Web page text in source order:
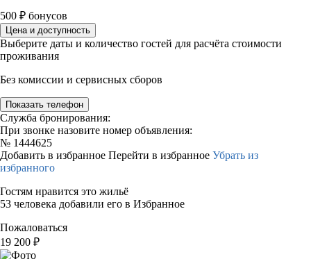
500 ₽ бонусов
Цена и доступность
Выберите даты и количество гостей для расчёта стоимости
проживания
Без комиссии и сервисных сборов
Показать телефон
Служба бронирования:
При звонке назовите номер объявления:
№ 1444625
Добавить в избранное Перейти в избранное Убрать из
избранного
Гостям нравится это жильё
53 человека добавили его в Избранное
Пожаловаться
19 200 ₽